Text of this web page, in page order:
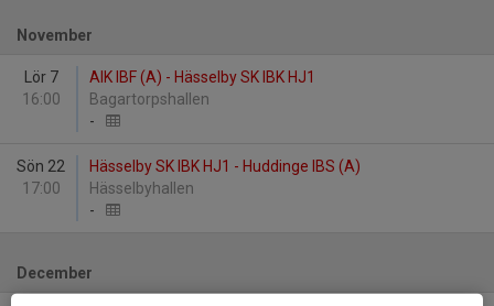
November
Lör 7
16:00
AIK IBF (A) - Hässelby SK IBK HJ1
Bagartorpshallen
-
Sön 22
17:00
Hässelby SK IBK HJ1 - Huddinge IBS (A)
Hässelbyhallen
-
December